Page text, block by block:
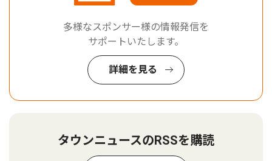
多様なスポンサー様の情報発信を
サポートいたします。
詳細を見る
タウンニュースのRSSを購読